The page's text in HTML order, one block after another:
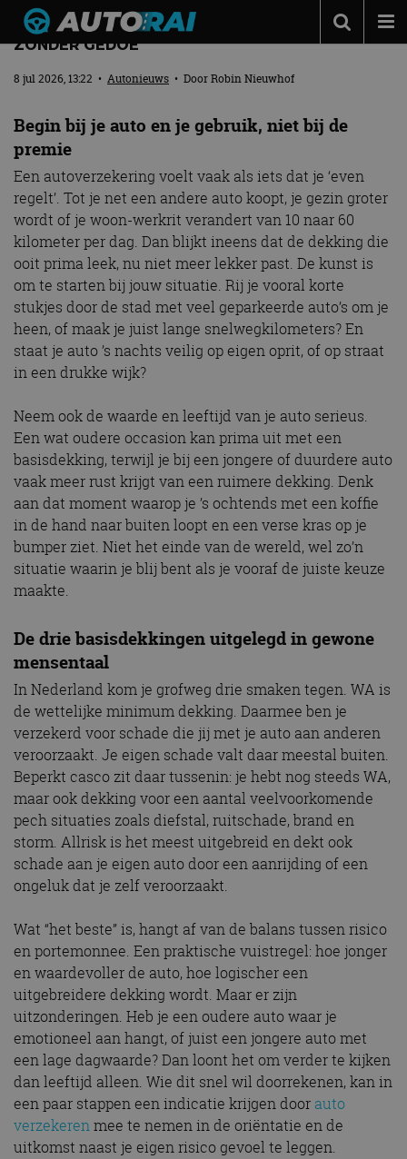
Autotests
Adverteren
Contact
MotorRAI.nl
ZO KIES JE DE JUISTE AUTOVERZEKERING
ZONDER GEDOE
8 jul 2026, 13:22 • Autonieuws • DoorRobin Nieuwhof
Begin bij je auto en je gebruik, niet bij de
premie
Een autoverzekering voelt vaak als iets dat je ‘even
regelt’. Tot je net een andere auto koopt, je gezin groter
wordt of je woon-werkrit verandert van 10 naar 60
kilometer per dag. Dan blijkt ineens dat de dekking die
ooit prima leek, nu niet meer lekker past. De kunst is
om te starten bij jouw situatie. Rij je vooral korte
stukjes door de stad met veel geparkeerde auto’s om je
heen, of maak je juist lange snelwegkilometers? En
staat je auto ’s nachts veilig op eigen oprit, of op straat
in een drukke wijk?
Neem ook de waarde en leeftijd van je auto serieus.
Een wat oudere occasion kan prima uit met een
basisdekking, terwijl je bij een jongere of duurdere auto
vaak meer rust krijgt van een ruimere dekking. Denk
aan dat moment waarop je ’s ochtends met een koffie
in de hand naar buiten loopt en een verse kras op je
bumper ziet. Niet het einde van de wereld, wel zo’n
situatie waarin je blij bent als je vooraf de juiste keuze
maakte.
De drie basisdekkingen uitgelegd in gewone
mensentaal
In Nederland kom je grofweg drie smaken tegen. WA is
de wettelijke minimum dekking. Daarmee ben je
verzekerd voor schade die jij met je auto aan anderen
veroorzaakt. Je eigen schade valt daar meestal buiten.
Beperkt casco zit daar tussenin: je hebt nog steeds WA,
maar ook dekking voor een aantal veelvoorkomende
pech situaties zoals diefstal, ruitschade, brand en
storm. Allrisk is het meest uitgebreid en dekt ook
schade aan je eigen auto door een aanrijding of een
ongeluk dat je zelf veroorzaakt.
Wat “het beste” is, hangt af van de balans tussen risico
en portemonnee. Een praktische vuistregel: hoe jonger
en waardevoller de auto, hoe logischer een
uitgebreidere dekking wordt. Maar er zijn
uitzonderingen. Heb je een oudere auto waar je
emotioneel aan hangt, of juist een jongere auto met
een lage dagwaarde? Dan loont het om verder te kijken
dan leeftijd alleen. Wie dit snel wil doorrekenen, kan in
een paar stappen een indicatie krijgen door auto
verzekerenmee te nemen in de oriëntatie en de
uitkomst naast je eigen risico gevoel te leggen.